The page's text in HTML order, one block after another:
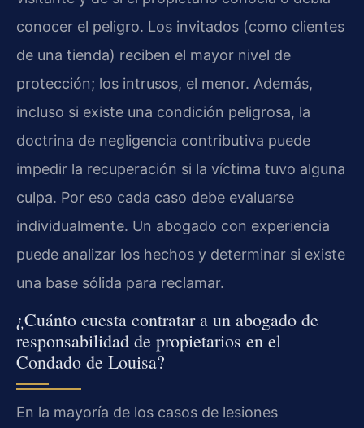
conocer el peligro. Los invitados (como clientes
de una tienda) reciben el mayor nivel de
protección; los intrusos, el menor. Además,
incluso si existe una condición peligrosa, la
doctrina de negligencia contributiva puede
impedir la recuperación si la víctima tuvo alguna
culpa. Por eso cada caso debe evaluarse
individualmente. Un abogado con experiencia
puede analizar los hechos y determinar si existe
una base sólida para reclamar.
¿Cuánto cuesta contratar a un abogado de
responsabilidad de propietarios en el
Condado de Louisa?
En la mayoría de los casos de lesiones